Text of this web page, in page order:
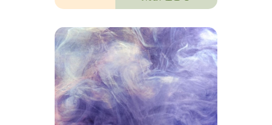
九型人格
香愛生活
精油調香